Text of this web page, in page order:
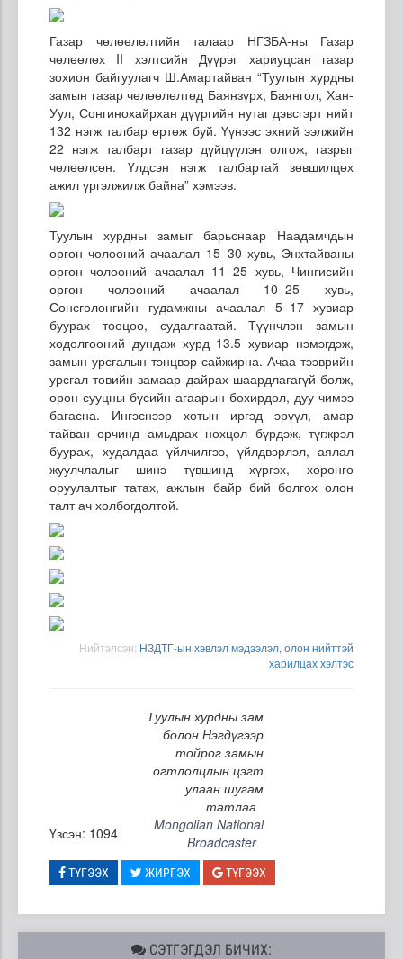
Газар чөлөөлөлтийн талаар НГЗБА-ны Газар
чөлөөлөх II хэлтсийн Дүүрэг хариуцсан газар
зохион байгуулагч Ш.Амартайван “Туулын хурдны
замын газар чөлөөлөлтөд Баянзүрх, Баянгол, Хан-
Уул, Сонгинохайрхан дүүргийн нутаг дэвсгэрт нийт
132 нэгж талбар өртөж буй. Үүнээс эхний ээлжийн
22 нэгж талбарт газар дүйцүүлэн олгож, газрыг
чөлөөлсөн. Үлдсэн нэгж талбартай зөвшилцөх
ажил үргэлжилж байна” хэмээв.
Туулын хурдны замыг барьснаар Наадамчдын
өргөн чөлөөний ачаалал 15–30 хувь, Энхтайваны
өргөн чөлөөний ачаалал 11–25 хувь, Чингисийн
өргөн чөлөөний ачаалал 10–25 хувь,
Сонсголонгийн гудамжны ачаалал 5–17 хувиар
буурах тооцоо, судалгаатай. Түүнчлэн замын
хөдөлгөөний дундаж хурд 13.5 хувиар нэмэгдэж,
замын урсгалын тэнцвэр сайжирна. Ачаа тээврийн
урсгал төвийн замаар дайрах шаардлагагүй болж,
орон сууцны бүсийн агаарын бохирдол, дуу чимээ
багасна. Ингэснээр хотын иргэд эрүүл, амар
тайван орчинд амьдрах нөхцөл бүрдэж, түгжрэл
буурах, худалдаа үйлчилгээ, үйлдвэрлэл, аялал
жуулчлалыг шинэ түвшинд хүргэх, хөрөнгө
оруулалтыг татах, ажлын байр бий болгох олон
талт ач холбогдолтой.
Нийтэлсэн: НЗДТГ-ын хэвлэл мэдээлэл, олон нийттэй
харилцах хэлтэс
Туулын хурдны зам
болон Нэгдүгээр
тойрог замын
огтлолцлын цэгт
улаан шугам
татлаа
Үзсэн: 1094
Mongolian National
Broadcaster
ТҮГЭЭХ ЖИРГЭХ ТҮГЭЭХ
СЭТГЭГДЭЛ БИЧИХ: